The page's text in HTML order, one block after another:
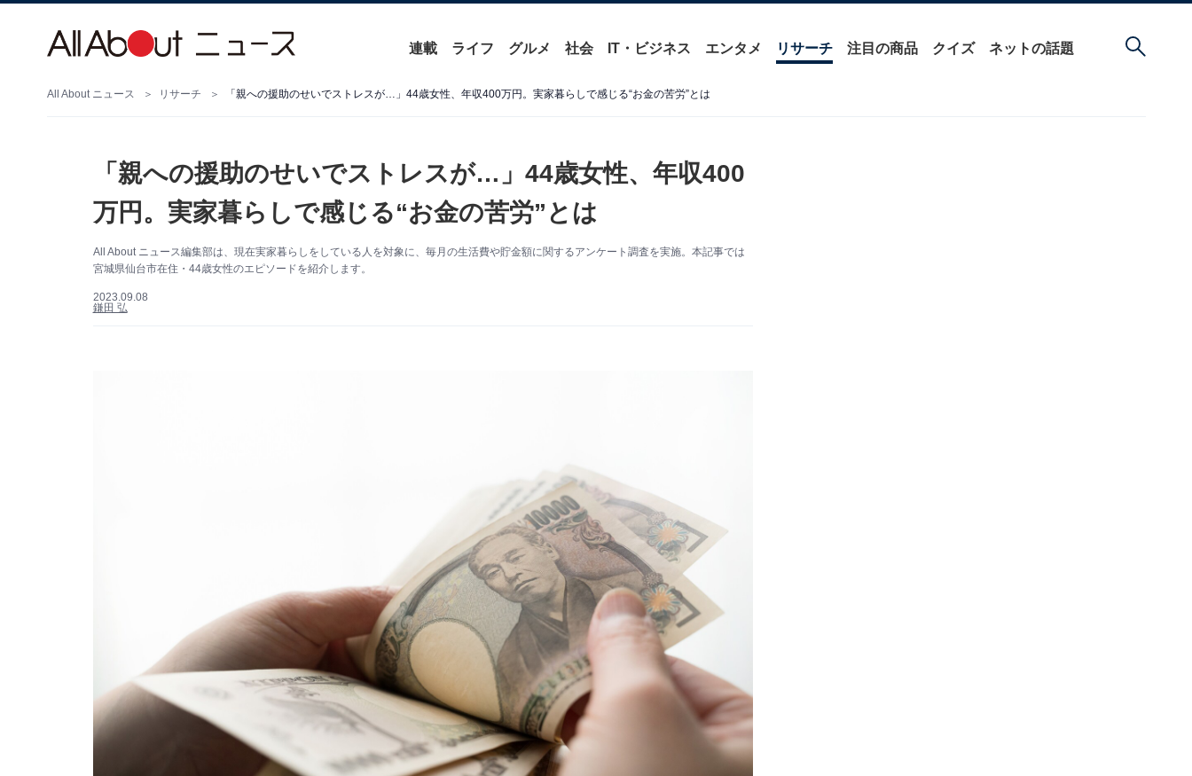
連載 ライフ グルメ 社会 IT・ビジネス エンタメ リサーチ 注目の商品 クイズ ネットの話題
All About ニュース リサーチ 「親への援助のせいでストレスが…」44歳女性、年収400万円。実家暮らしで感じる“お金の苦労”とは
「親への援助のせいでストレスが…」44歳女性、年収400
万円。実家暮らしで感じる“お金の苦労”とは
All About ニュース編集部は、現在実家暮らしをしている人を対象に、毎月の生活費や貯金額に関するアンケート調査を実施。本記事では
宮城県仙台市在住・44歳女性のエピソードを紹介します。
2023.09.08
鎌田 弘